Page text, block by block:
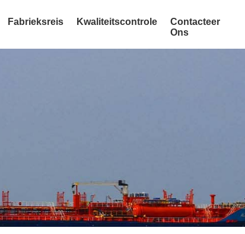
Fabrieksreis Kwaliteitscontrole
Contacteer
Ons